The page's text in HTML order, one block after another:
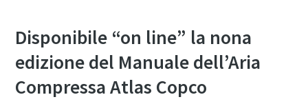
Disponibile “on line” la nona
edizione del Manuale dell’Aria
Compressa Atlas Copco